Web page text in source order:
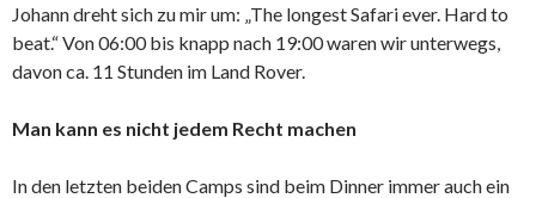
Johann dreht sich zu mir um: „The longest Safari ever. Hard to
beat.“ Von 06:00 bis knapp nach 19:00 waren wir unterwegs,
davon ca. 11 Stunden im Land Rover.
Man kann es nicht jedem Recht machen
In den letzten beiden Camps sind beim Dinner immer auch ein